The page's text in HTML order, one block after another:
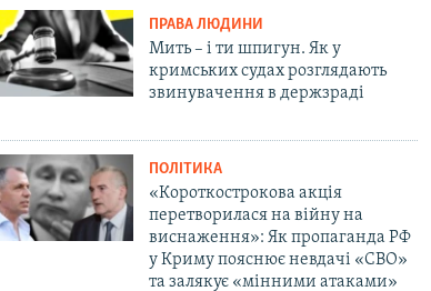
ПРАВА ЛЮДИНИ
Мить – і ти шпигун. Як у
кримських судах розглядають
звинувачення в держзраді
ПОЛІТИКА
«Короткострокова акція
перетворилася на війну на
виснаження»: Як пропаганда РФ
у Криму пояснює невдачі «СВО»
та залякує «мінними атаками»